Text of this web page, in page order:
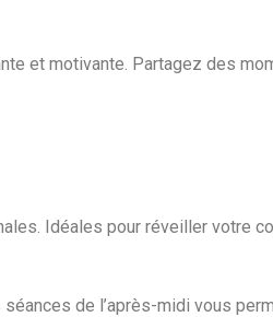
et motivante. Partagez des
Idéales pour réveiller votre
de l’après-midi vous